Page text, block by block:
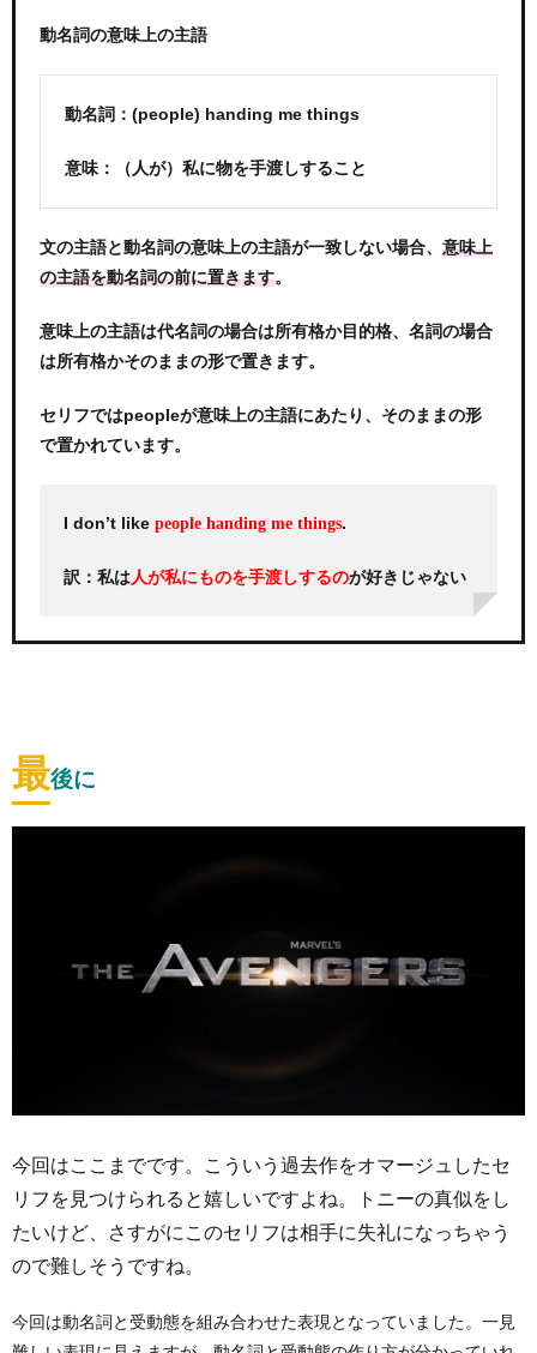
動名詞の意味上の主語
動名詞：(people) handing me things
意味：（人が）私に物を手渡しすること
文の主語と動名詞の意味上の主語が一致しない場合、 意味上
の主語を動名詞の前に置きます。
意味上の主語は代名詞の場合は所有格か目的格、名詞の場合
は所有格かそのままの形で置きます。
セリフではpeopleが意味上の主語にあたり、そのままの形
で置かれています。
I don’t like people handing me things.
訳：私は人が私にものを手渡しするのが好きじゃない
最後に
今回はここまでです。こういう過去作をオマージュしたセ
リフを見つけられると嬉しいですよね。トニーの真似をし
たいけど、さすがにこのセリフは相手に失礼になっちゃう
ので難しそうですね。
今回は動名詞と受動態を組み合わせた表現となっていました。一見